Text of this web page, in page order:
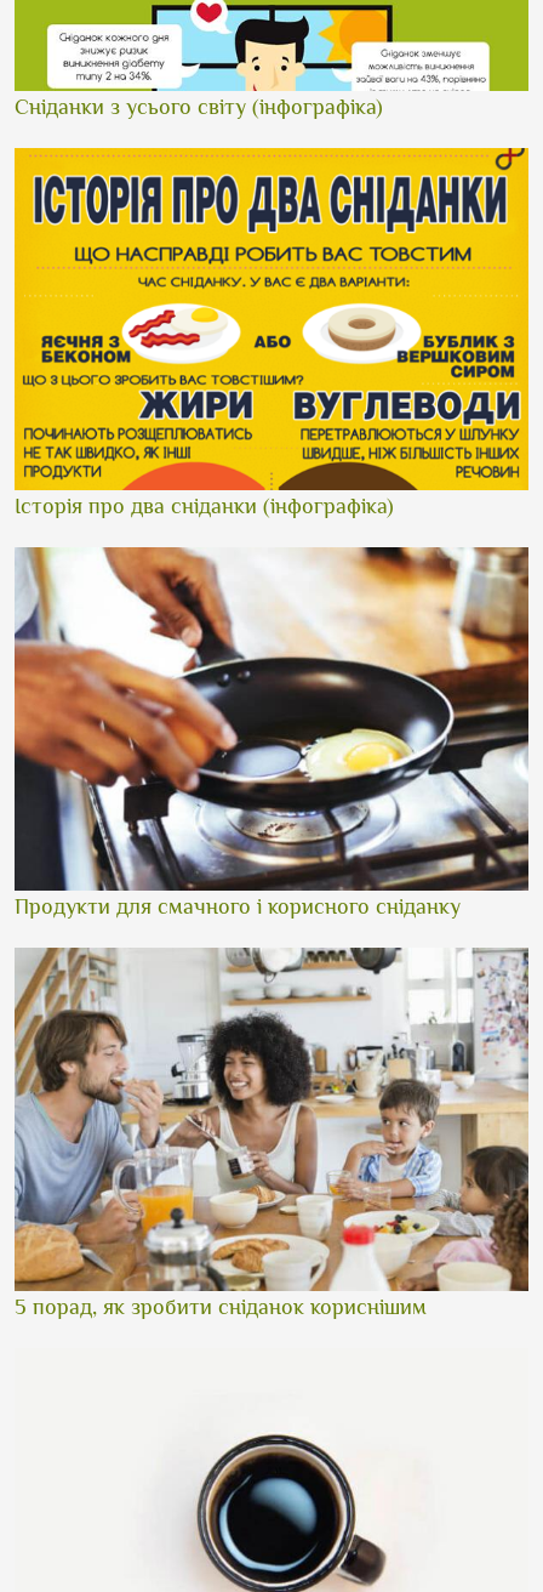
Сніданки з усього світу (інфографіка)
Історія про два сніданки (інфографіка)
Продукти для смачного і корисного сніданку
5 порад, як зробити сніданок кориснішим